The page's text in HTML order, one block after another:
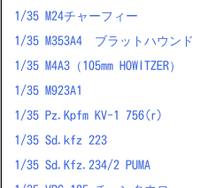
1/35 M24チャーフィー
1/35 M353A4 ブラットハウンド
1/35 M4A3（105mm HOWITZER）
1/35 M923A1
1/35 Pz.Kpfm KV-1 756(r)
1/35 Sd.kfz 223
1/35 Sd.Kfz.234/2 PUMA